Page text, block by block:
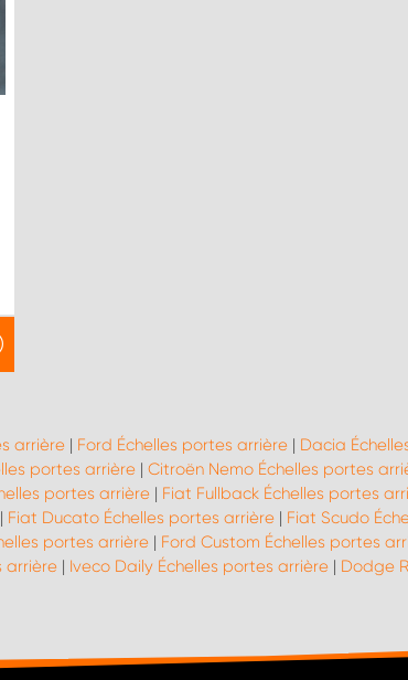
arrière| Ford Échelles portes arrière| Dacia
portes arrière | Citroën Nemo Échelles portes
portes arrière| Fiat Fullback Échelles portes
Fiat Ducato Échelles portes arrière| Fiat Scudo
portes arrière | Ford Custom Échelles portes
arrière | Iveco Daily Échelles portes arrière | Dodge